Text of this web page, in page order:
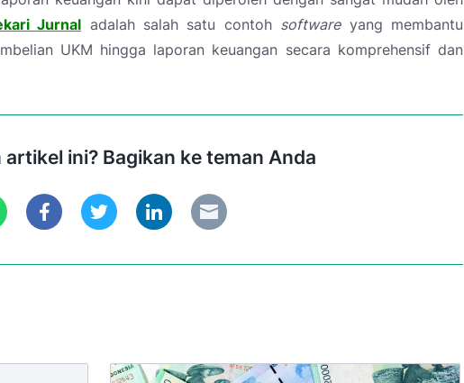
Jurnal adalah salah satu contoh softwareyang membantu
UKM hingga laporan keuangan secara komprehensif dan
artikel ini? Bagikan ke teman Anda